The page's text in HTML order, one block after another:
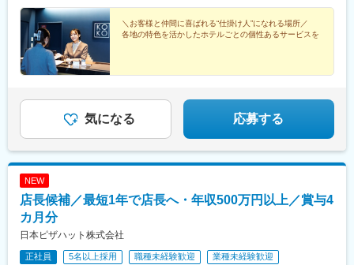
てくることも。全社員が経営に参加できます。
■レインボー休暇制度/有給取得率
休暇取得率は（昨年度実績）94.2％！店長から取得するよう促す
ので、取りづらい雰囲気はございません。また年2回取得可能で充
実した長期連休を過ごせるように、賞与とは別でレインボー休暇
変更の範囲：会社の定める業務
崎：都城■鹿児島：出水※店舗によりマイカー通勤も可能です。
道町駅、八代駅、都城駅、出水駅、東本願寺前駅、あおば通駅、
曙橋駅、向原駅(東京都)、後楽園駅、御徒町駅、田原町駅(東京
都)、赤羽岩淵駅、大門駅(東京都)、新静岡駅、金沢駅、伏見駅(愛
知県)、矢場町駅、三条駅(京都府)、東梅田駅、動物園前駅、山陽
姫路駅、駒ケ林駅、片原町駅(香川県)、櫛田神社前駅、東比恵駅、
目駅、上野御徒町駅、蔵前駅、汐留駅、七ツ屋駅、国際センター
駅、栄町駅(愛知県)、東山駅(京都府)、扇町駅(大阪府)、新今宮
駅、西代駅、今橋駅、祇園駅(福岡県)、熊本城・市役所前駅
＼お客様と仲間に喜ばれる“仕掛け人”になれる場所／
各地の特色を活かしたホテルごとの個性あるサービスを
気になる 応募する
NEW
店長候補／最短1年で店長へ・年収500万円以上／賞与4
カ月分
日本ピザハット株式会社
正社員 5名以上採用 職種未経験歓迎 業種未経験歓迎